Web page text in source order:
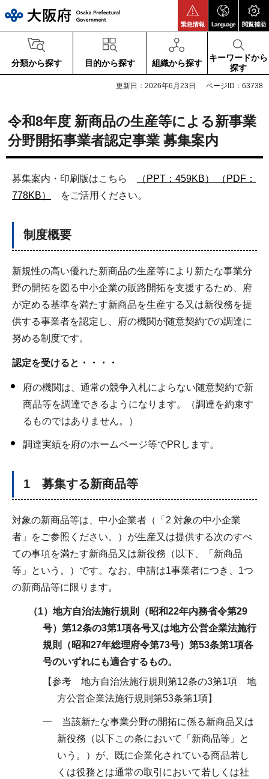
緊急情報 Language 閲覧補助
分類から探す 目的から探す 組織から探す
キーワードから
探す
更新日：2026年6月23日 ページID：63738
令和8年度 新商品の生産等による新事業
分野開拓事業者認定事業 募集案内
募集案内・印刷版はこちら （PPT：459KB）
（PDF：
778KB）
をご活用ください。
制度概要
新規性の高い優れた新商品の生産等により新たな事業分
野の開拓を図る中小企業の販路開拓を支援するため、府
が定める基準を満たす新商品を生産する又は新役務を提
供する事業者を認定し、府の機関が随意契約での調達に
努める制度です。
認定を受けると・・・・
府の機関は、通常の競争入札によらない随意契約で新
商品等を調達できるようになります。（調達を約束す
るものではありません。）
調達実績を府のホームページ等でPRします。
1 募集する新商品等
対象の新商品等は、中小企業者（「2 対象の中小企業
者」をご参照ください。）が生産又は提供する次のすべ
ての事項を満たす新商品又は新役務（以下、「新商品
等」という。）です。なお、申請は1事業者につき、1つ
の新商品等に限ります。
（1）地方自治法施行規則（昭和22年内務省令第29
号）第12条の3第1項各号又は地方公営企業法施行
規則（昭和27年総理府令第73号）第53条第1項各
号のいずれにも適合するもの。
【参考 地方自治法施行規則第12条の3第1項 地
方公営企業法施行規則第53条第1項】
一 当該新たな事業分野の開拓に係る新商品又は
新役務（以下この条において「新商品等」と
いう。）が、既に企業化されている商品若し
くは役務とは通常の取引において若しくは社